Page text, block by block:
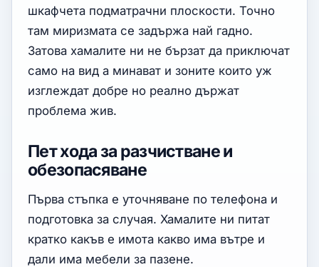
шкафчета подматрачни плоскости. Точно
там миризмата се задържа най гадно.
Затова хамалите ни не бързат да приключат
само на вид а минават и зоните които уж
изглеждат добре но реално държат
проблема жив.
Пет хода за разчистване и
обезопасяване
Първа стъпка е уточняване по телефона и
подготовка за случая. Хамалите ни питат
кратко какъв е имота какво има вътре и
дали има мебели за пазене.